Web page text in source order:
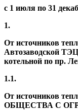
с 1 июля по 31
1.
От источников
Автозаводской
котельной по пр.
1.1.
От источников
ОБЩЕСТВА С